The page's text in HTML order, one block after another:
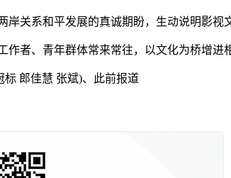
系和平发展的真诚期盼，生动说明影视
、青年群体常来常往，以文化为桥增进
郎佳慧 张斌)、此前报道